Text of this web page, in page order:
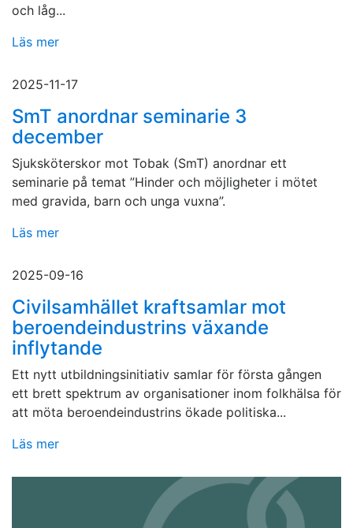
och låg...
Läs mer
2025-11-17
SmT anordnar seminarie 3
december
Sjuksköterskor mot Tobak (SmT) anordnar ett
seminarie på temat ”Hinder och möjligheter i mötet
med gravida, barn och unga vuxna”.
Läs mer
2025-09-16
Civilsamhället kraftsamlar mot
beroendeindustrins växande
inflytande
Ett nytt utbildningsinitiativ samlar för första gången
ett brett spektrum av organisationer inom folkhälsa för
att möta beroendeindustrins ökade politiska...
Läs mer